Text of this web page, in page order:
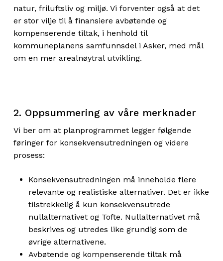
natur, friluftsliv og miljø. Vi forventer også at det
er stor vilje til å finansiere avbøtende og
kompenserende tiltak, i henhold til
kommuneplanens samfunnsdel i Asker, med mål
om en mer arealnøytral utvikling.
2. Oppsummering av våre merknader
Vi ber om at planprogrammet legger følgende
føringer for konsekvensutredningen og videre
prosess:
Konsekvensutredningen må inneholde flere
relevante og realistiske alternativer. Det er ikke
tilstrekkelig å kun konsekvensutrede
nullalternativet og Tofte. Nullalternativet må
beskrives og utredes like grundig som de
øvrige alternativene.
Avbøtende og kompenserende tiltak må